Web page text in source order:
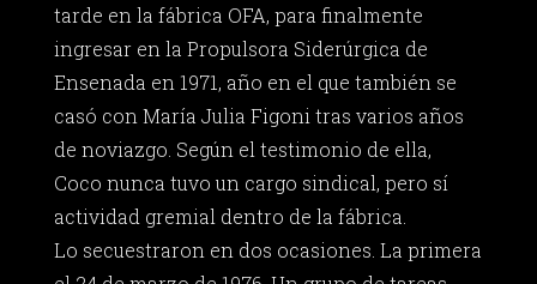
tarde en la fábrica OFA, para finalmente
ingresar en la Propulsora Siderúrgica de
Ensenada en 1971, año en el que también se
casó con María Julia Figoni tras varios años
de noviazgo. Según el testimonio de ella,
Coco nunca tuvo un cargo sindical, pero sí
actividad gremial dentro de la fábrica.
Lo secuestraron en dos ocasiones. La primera